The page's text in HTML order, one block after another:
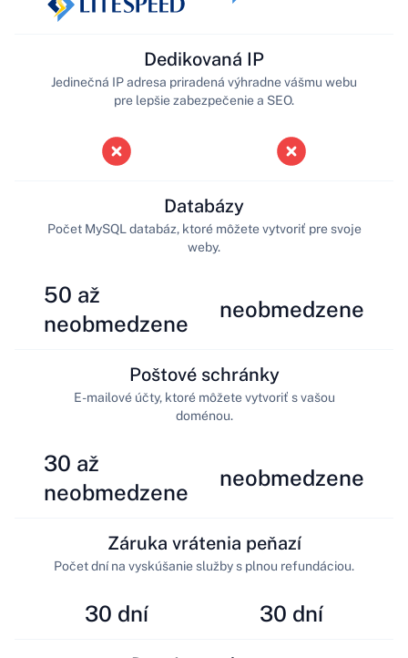
Dedikovaná IP
Jedinečná IP adresa priradená výhradne vášmu webu
pre lepšie zabezpečenie a SEO.
50 až
neobmedzene
Databázy
Počet MySQL databáz, ktoré môžete vytvoriť pre svoje
weby.
neobmedzene
30 až
neobmedzene
Poštové schránky
E-mailové účty, ktoré môžete vytvoriť s vašou
doménou.
neobmedzene
30 dní
Záruka vrátenia peňazí
Počet dní na vyskúšanie služby s plnou refundáciou.
30 dní